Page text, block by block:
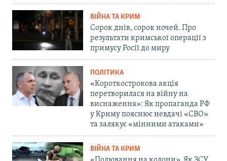
ВІЙНА ТА КРИМ
Сорок днів, сорок ночей. Про
результати кримської операції з
примусу Росії до миру
ПОЛІТИКА
«Короткострокова акція
перетворилася на війну на
виснаження»: Як пропаганда РФ
у Криму пояснює невдачі «СВО»
та залякує «мінними атаками»
ВІЙНА ТА КРИМ